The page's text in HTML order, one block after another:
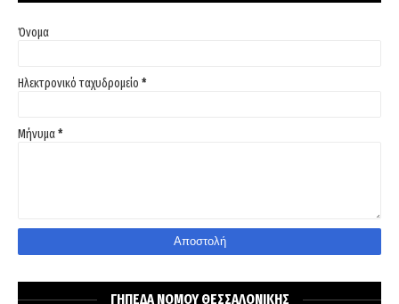
Όνομα
Ηλεκτρονικό ταχυδρομείο *
Μήνυμα*
ΓΗΠΕΔΑ ΝΟΜΟΥ ΘΕΣΣΑΛΟΝΙΚΗΣ